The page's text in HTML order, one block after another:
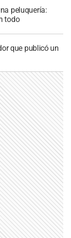
peluquería:
todo
que publicó un